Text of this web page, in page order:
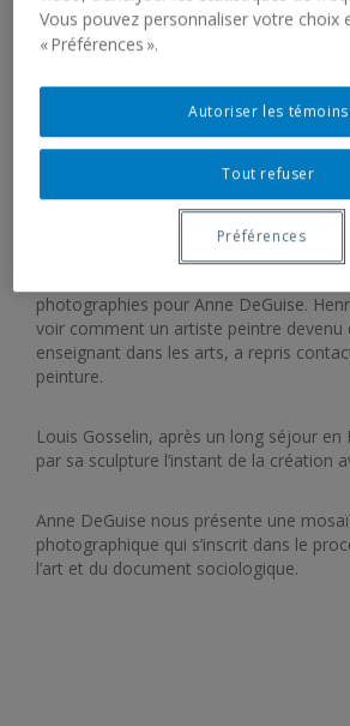
28 octobre 1981 - 14 novembre 1981
La Galerie de l’UQAM présente du 28
novembre 1981, trois expositions solos
Ces expositions recoupent les
suivantes : peinture, dessin pour Henry
photographies pour Anne DeGuise.
voir comment un artiste peintre devenu
enseignant dans les arts, a repris
peinture.
Louis Gosselin, après un long séjour en
par sa sculpture l’instant de la création
Anne DeGuise nous présente une
photographique qui s’inscrit dans le
l’art et du document sociologique.
Vous pouvez personnaliser votre choix
« Préférences ».
Tout refuser
Autoriser les témoins
Préférences